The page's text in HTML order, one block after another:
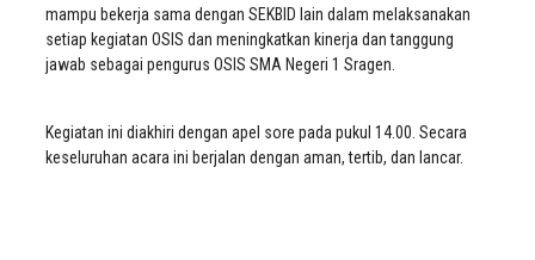
mampu bekerja sama dengan SEKBID lain dalam melaksanakan
setiap kegiatan OSIS dan meningkatkan kinerja dan tanggung
jawab sebagai pengurus OSIS SMA Negeri 1 Sragen.
Kegiatan ini diakhiri dengan apel sore pada pukul 14.00. Secara
keseluruhan acara ini berjalan dengan aman, tertib, dan lancar.